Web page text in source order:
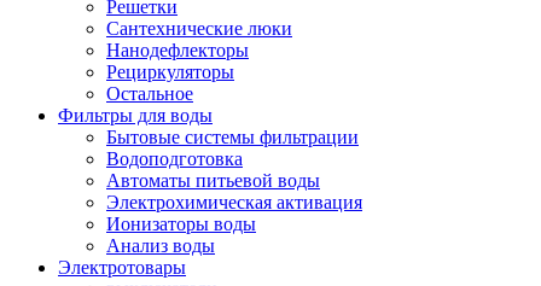
Решетки
Сантехнические люки
Нанодефлекторы
Рециркуляторы
Остальное
Фильтры для воды
Бытовые системы фильтрации
Водоподготовка
Автоматы питьевой воды
Электрохимическая активация
Ионизаторы воды
Анализ воды
Электротовары